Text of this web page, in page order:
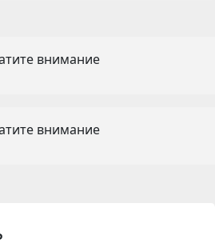
внимание
внимание